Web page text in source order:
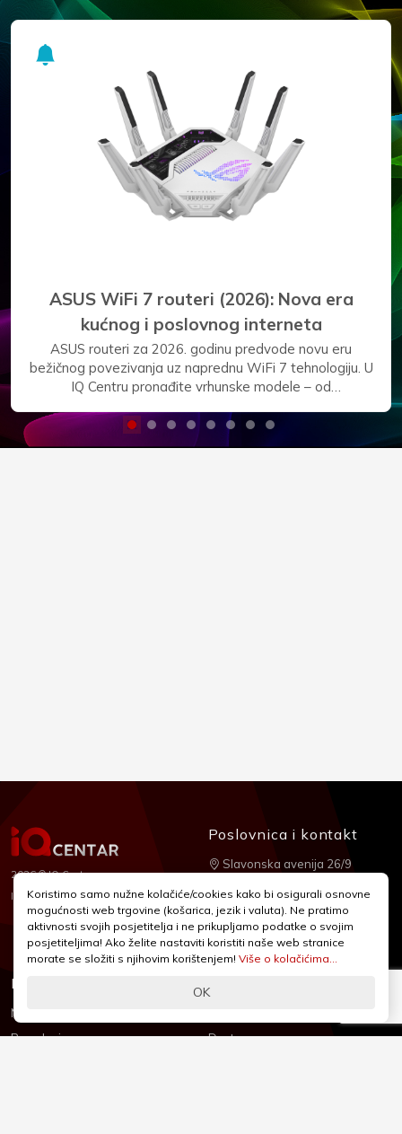
Najbolji prijenosni hard diskovi za siguran
backup i pohranu podataka
Osigurajte siguran backup i neograničen prostor za vaše
podatke uz vrhunske prijenosne i eksterne hard diskove
u IQ Centru. Bilo da trebate kolosalne stolne 3.5" diskove
za fiksne radne stanice, ili praktični džepni Seagate
Basic od 5TB za rad u pokretu, naša ponuda nudi
2026 © IQ Centar
Izrada:Nubilus
Informacije
Novosti & Promocije
Brandovi
Podrška
Dostava
Poslovnica i kontakt
Slavonska avenija 26/9
+385 1 2455 950
webshop@iqcentar.hr
Pon - Pet od 9 - 17h
Koristimo samo nužne kolačiće/cookies kako bi osigurali osnovne
mogućnosti web trgovine (košarica, jezik i valuta). Ne pratimo
aktivnosti svojih posjetitelja i ne prikupljamo podatke o svojim
posjetiteljima! Ako želite nastaviti koristiti naše web stranice
morate se složiti s njihovim korištenjem! Više o kolačićima...
OK